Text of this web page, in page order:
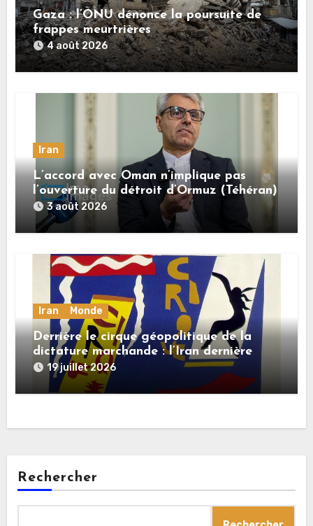
Gaza : l’ONU dénonce la poursuite de
frappes meurtrières
4 août 2026
Iran
L’accord avec Oman n’implique pas
l’ouverture du détroit d’Ormuz (Téhéran)
3 août 2026
Iran Monde
Derrière le cirque géopolitique de la
dictature marchande : l’Iran dernière
dupe en date
19 juillet 2026
Rechercher